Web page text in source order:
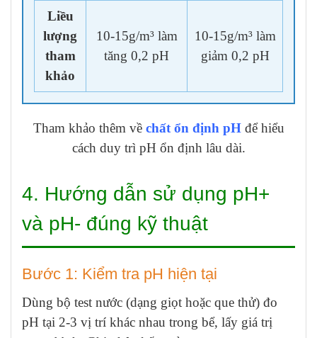
Liều
lượng
tham
khảo
10-15g/m³ làm
tăng 0,2 pH
10-15g/m³ làm
giảm 0,2 pH
Tham khảo thêm về chất ổn định pHđể hiểu
cách duy trì pH ổn định lâu dài.
4. Hướng dẫn sử dụng pH+
và pH- đúng kỹ thuật
Bước 1: Kiểm tra pH hiện tại
Dùng bộ test nước (dạng giọt hoặc que thử) đo
pH tại 2-3 vị trí khác nhau trong bể, lấy giá trị